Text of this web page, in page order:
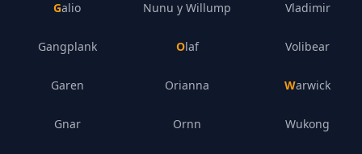
Galio
Gangplank
Garen
Gnar
Nunu y Willump
Olaf
Orianna
Ornn
Vladimir
Volibear
Warwick
Wukong